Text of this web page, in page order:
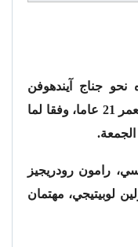
نحو جناج آيندهوفن
الهولندي ستيفن بيرجوين البالغ من العمر 21 عاما، وفقا لما
رامون رودريجيز
لوبيتيجي، مهتمان